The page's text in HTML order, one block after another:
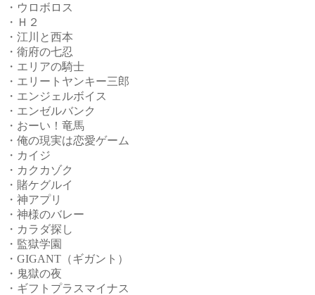
・ウロボロス
・Ｈ２
・江川と西本
・衛府の七忍
・エリアの騎士
・エリートヤンキー三郎
・エンジェルボイス
・エンゼルバンク
・おーい！竜馬
・俺の現実は恋愛ゲーム
・カイジ
・カクカゾク
・賭ケグルイ
・神アプリ
・神様のバレー
・カラダ探し
・監獄学園
・GIGANT（ギガント）
・鬼獄の夜
・ギフトプラスマイナス